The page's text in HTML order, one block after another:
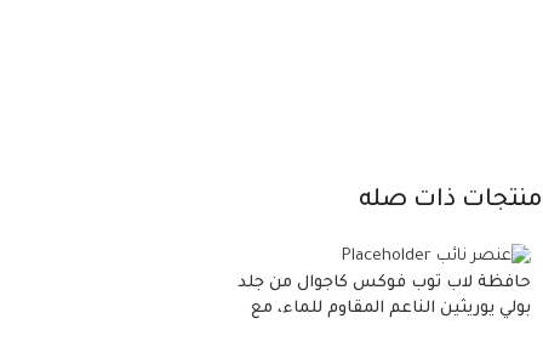
منتجات ذات صله
حافظة لاب توب فوكس كاجوال من جلد
بولي يوريثين الناعم المقاوم للماء، مع